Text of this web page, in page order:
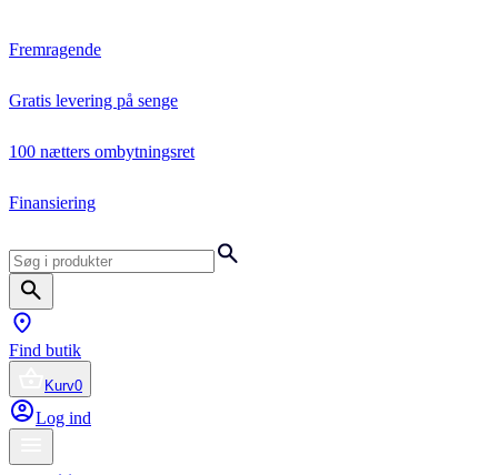
Fremragende
Gratis levering på senge
100 nætters ombytningsret
Finansiering
Find butik
Kurv0
Log ind